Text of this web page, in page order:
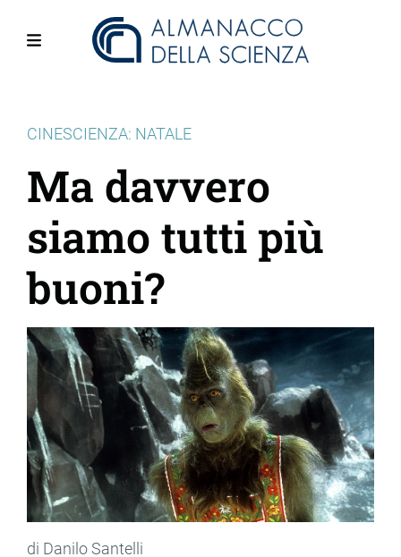
CINESCIENZA: NATALE
Ma davvero
siamo tutti più
buoni?
di Danilo Santelli